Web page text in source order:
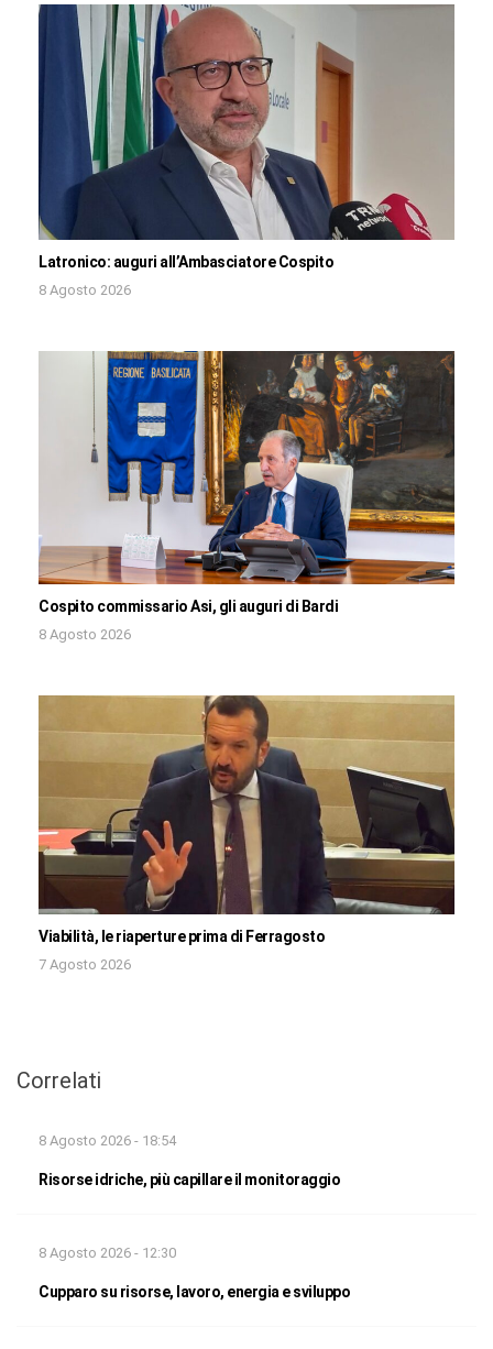
Latronico: auguri all’Ambasciatore Cospito
8 Agosto 2026
Cospito commissario Asi, gli auguri di Bardi
8 Agosto 2026
Viabilità, le riaperture prima di Ferragosto
7 Agosto 2026
Correlati
8 Agosto 2026 - 18:54
Risorse idriche, più capillare il monitoraggio
8 Agosto 2026 - 12:30
Cupparo su risorse, lavoro, energia e sviluppo